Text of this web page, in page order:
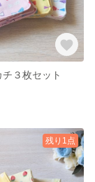
３枚セット
残り1点